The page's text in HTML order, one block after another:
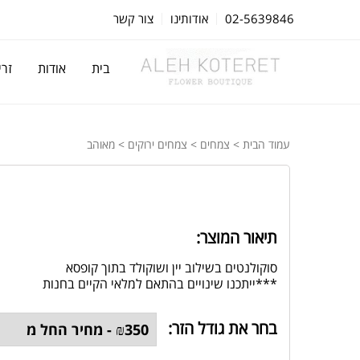
02-5639846 אודותינו צור קשר
בית אודות
עמוד הבית > צמחים > צמחים ירוקים > מאוהב
תיאור המוצר:
סוקולנטים בשילוב יין ושוקולד בתוך קופסא
***ייתכנו שינויים בהתאם למלאי הקיים בחנות
בחר את גודל הזר: